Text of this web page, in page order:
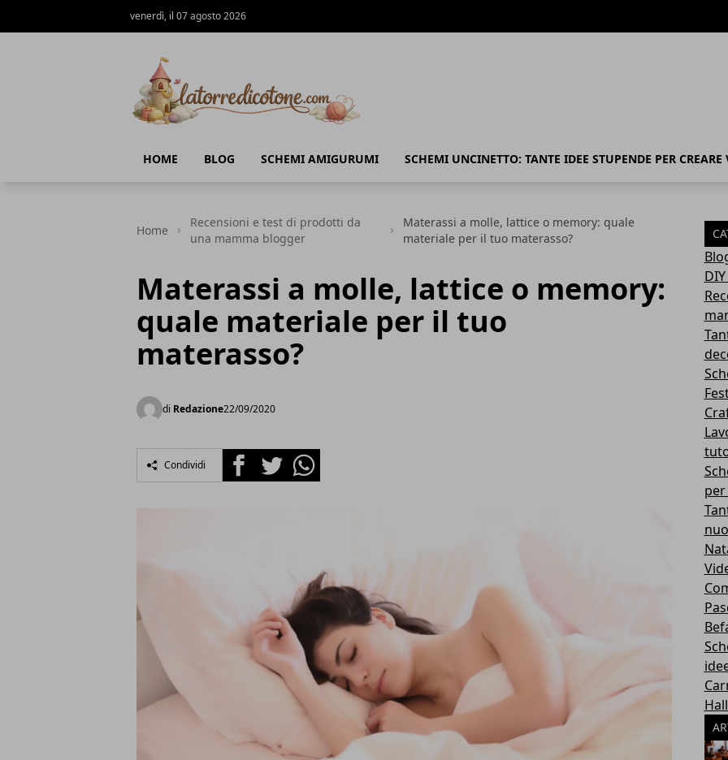
venerdì, il 07 agosto 2026
HOME BLOG SCHEMI AMIGURUMI SCHEMI UNCINETTO: TANTE IDEE STUPENDE PER
Home
Recensioni e test di prodotti da
una mamma blogger
Materassi a molle, lattice o memory: quale
materiale per il tuo materasso?
Materassi a molle, lattice o memory:
quale materiale per il tuo
materasso?
di Redazione22/09/2020
Condividi FacebookTwitterWhatsapp